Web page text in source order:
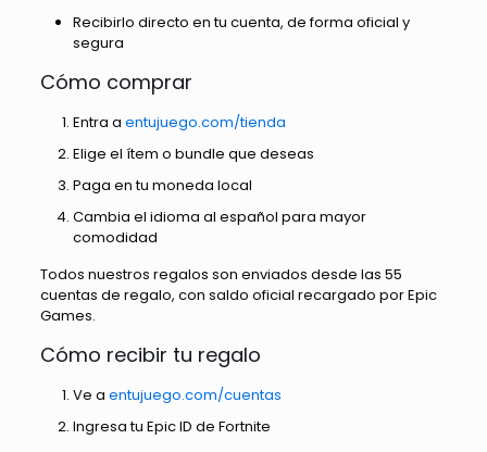
Recibirlo directo en tu cuenta, de forma oficial y
segura
Cómo comprar
Entra a entujuego.com/tienda
Elige el ítem o bundle que deseas
Paga en tu moneda local
Cambia el idioma al español para mayor
comodidad
Todos nuestros regalos son enviados desde las 55
cuentas de regalo, con saldo oficial recargado por Epic
Games.
Cómo recibir tu regalo
Ve a entujuego.com/cuentas
Ingresa tu Epic ID de Fortnite